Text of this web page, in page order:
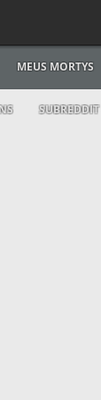
MEUS MORTYS
SUBREDDIT